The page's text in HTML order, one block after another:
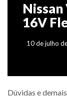
Nissan
16V
10 de julho
Dúvidas e